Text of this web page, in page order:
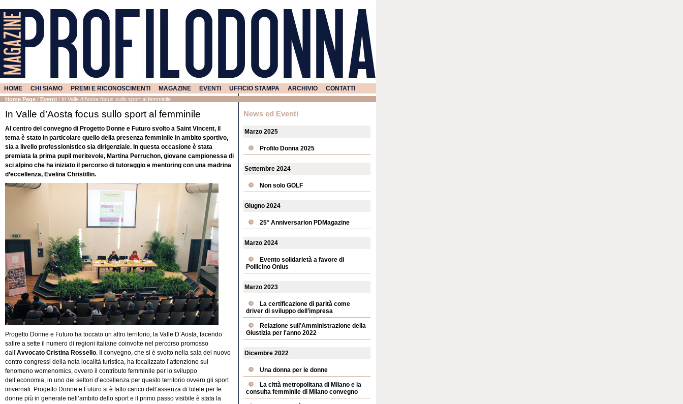
HOME CHI SIAMO PREMI E RICONOSCIMENTI MAGAZINE EVENTI UFFICIO STAMPA ARCHIVIO CONTATTI
Home Page / Eventi / In Valle d’Aosta focus sullo sport al femminile
In Valle d’Aosta focus sullo sport al femminile
Al centro del convegno di Progetto Donne e Futuro svolto a Saint Vincent, il
tema è stato in particolare quello della presenza femminile in ambito sportivo,
sia a livello professionistico sia dirigenziale. In questa occasione è stata
premiata la prima pupil meritevole, Martina Perruchon, giovane campionessa di
sci alpino che ha iniziato il percorso di tutoraggio e mentoring con una madrina
d’eccellenza, Evelina Christillin.
Progetto Donne e Futuro ha toccato un altro territorio, la Valle D’Aosta, facendo
salire a sette il numero di regioni italiane coinvolte nel percorso promosso
dall’Avvocato Cristina Rossello . Il convegno, che si è svolto nella sala del nuovo
centro congressi della nota località turistica, ha focalizzato l’attenzione sul
fenomeno womenomics, ovvero il contributo femminile per lo sviluppo
dell’economia, in uno dei settori d’eccellenza per questo territorio ovvero gli sport
imvernali. Progetto Donne e Futuro si è fatto carico dell’assenza di tutele per le
donne più in generale nell’ambito dello sport e il primo passo visibile è stata la
News ed Eventi
Marzo 2025
Profilo Donna 2025
Settembre 2024
Non solo GOLF
Giugno 2024
25° Anniversarion PDMagazine
Marzo 2024
Evento solidarietà a favore di
Pollicino Onlus
Marzo 2023
La certificazione di parità come
driver di sviluppo dell’impresa
Relazione sull’Amministrazione della
Giustizia per l'anno 2022
Dicembre 2022
Una donna per le donne
La città metropolitana di Milano e la
consulta femminile di Milano convegno